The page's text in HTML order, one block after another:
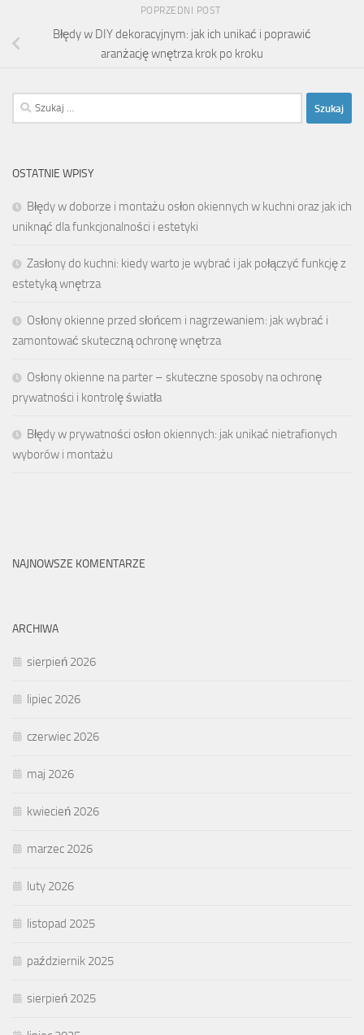
POPRZEDNI POST
Błędy w DIY dekoracyjnym: jak ich unikać i poprawić
aranżację wnętrza krok po kroku
Szukaj:
OSTATNIE WPISY
Błędy w doborze i montażu osłon okiennych w kuchni oraz jak ich
uniknąć dla funkcjonalności i estetyki
Zasłony do kuchni: kiedy warto je wybrać i jak połączyć funkcję z
estetyką wnętrza
Osłony okienne przed słońcem i nagrzewaniem: jak wybrać i
zamontować skuteczną ochronę wnętrza
Osłony okienne na parter – skuteczne sposoby na ochronę
prywatności i kontrolę światła
Błędy w prywatności osłon okiennych: jak unikać nietrafionych
wyborów i montażu
NAJNOWSZE KOMENTARZE
ARCHIWA
sierpień 2026
lipiec 2026
czerwiec 2026
maj 2026
kwiecień 2026
marzec 2026
luty 2026
listopad 2025
październik 2025
sierpień 2025